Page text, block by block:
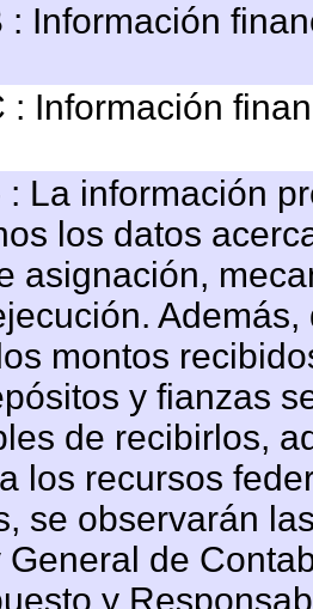
: Información
: Información
: La información
los datos
asignación,
montos
y fianzas
de recibirlos,
los recursos
se observarán
General de
y